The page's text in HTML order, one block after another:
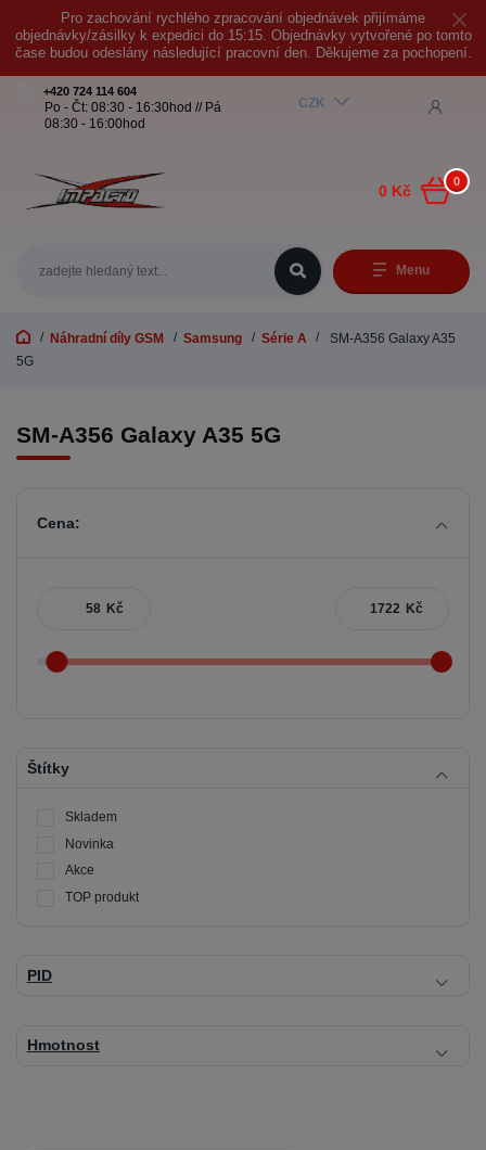
Pro zachování rychlého zpracování objednávek přijímáme
objednávky/zásilky k expedici do 15:15. Objednávky vytvořené po tomto
čase budou odeslány následující pracovní den. Děkujeme za pochopení.
Menu
CZK
+420 724 114 604
Po - Čt: 08:30 - 16:30hod // Pá
08:30 - 16:00hod
0
0 Kč
Náhradní díly GSM Samsung Série A
SM-A356 Galaxy A35
5G
SM-A356 Galaxy A35 5G
Cena:
Kč Kč
Štítky
Skladem
Novinka
Akce
TOP produkt
PID
Hmotnost